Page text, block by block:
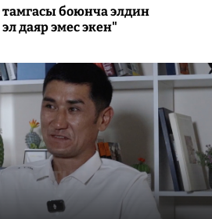
боюнча элдин
даяр эмес экен"